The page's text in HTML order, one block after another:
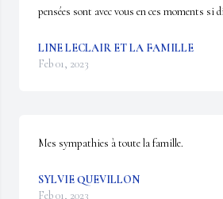
pensées sont avec vous en ces moments
LINE LECLAIR ET LA FAMILLE
Feb 01, 2023
Mes sympathies à toute la famille.
SYLVIE QUEVILLON
Feb 01, 2023